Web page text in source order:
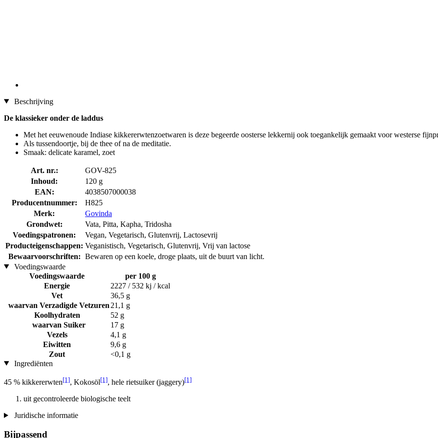
Beschrijving
De klassieker onder de laddus
Met het eeuwenoude Indiase kikkererwtenzoetwaren is deze begeerde oosterse lekkernij ook toegankelijk gemaakt voor westerse
Als tussendoortje, bij de thee of na de meditatie.
Smaak: delicate karamel, zoet
Art. nr.:
GOV-825
Inhoud:
120 g
EAN:
4038507000038
Producentnummer:
H825
Merk:
Govinda
Grondwet:
Vata, Pitta, Kapha, Tridosha
Voedingspatronen:
Vegan, Vegetarisch, Glutenvrij, Lactosevrij
Producteigenschappen: Veganistisch, Vegetarisch, Glutenvrij, Vrij van lactose
Bewaarvoorschriften: Bewaren op een koele, droge plaats, uit de buurt van licht.
Voedingswaarde
Voedingswaarde
per 100 g
Energie
2227 / 532 kj / kcal
Vet
36,5 g
waarvan Verzadigde Vetzuren 21,1 g
Koolhydraten
52 g
waarvan Suiker
17 g
Vezels
4,1 g
Eiwitten
9,6 g
Zout
<0,1 g
Ingrediënten
45 % kikkererwten[1], Kokosöl[1], hele rietsuiker (jaggery)[1]
uit gecontroleerde biologische teelt
Juridische informatie
Bijpassend